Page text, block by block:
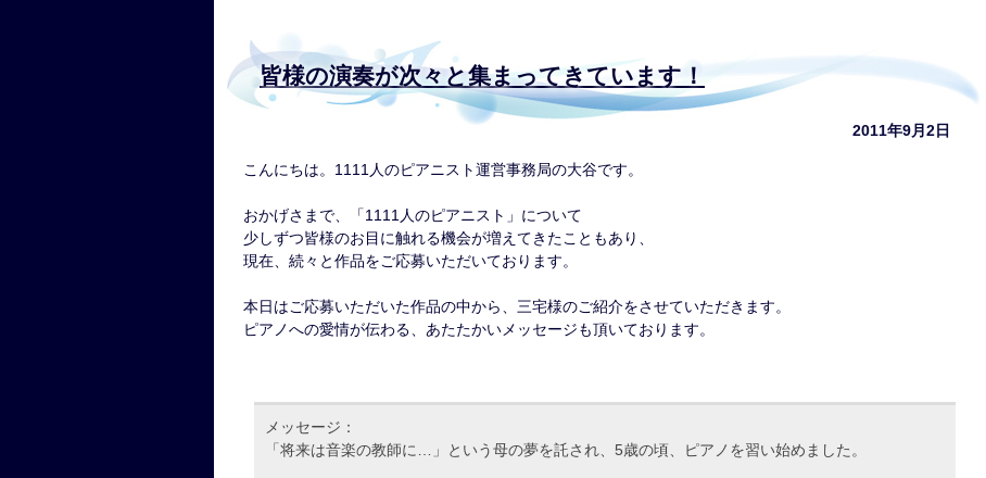
皆様の演奏が次々と集まってきています！
2011年9月2日
こんにちは。1111人のピアニスト運営事務局の大谷です。
おかげさまで、「1111人のピアニスト」について
少しずつ皆様のお目に触れる機会が増えてきたこともあり、
現在、続々と作品をご応募いただいております。
本日はご応募いただいた作品の中から、三宅様のご紹介をさせていただきます。
ピアノへの愛情が伝わる、あたたかいメッセージも頂いております。
メッセージ：
「将来は音楽の教師に…」という母の夢を託され、5歳の頃、ピアノを習い始めました。